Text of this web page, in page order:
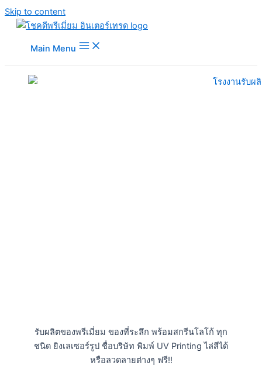
Skip to content
Main Menu
รับผลิตของพรีเมี่ยม ของที่ระลึก พร้อมสกรีนโลโก้ ทุก
ชนิด ยิงเลเซอร์รูป ชื่อบริษัท พิมพ์ UV Printing ไล่สีได้
หรือลวดลายต่างๆ ฟรี!!